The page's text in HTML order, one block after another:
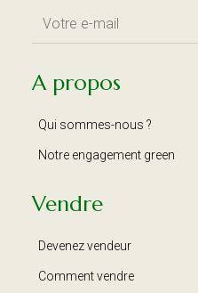
A propos
Qui sommes-nous ?
Notre engagement green
Vendre
Devenez vendeur
Comment vendre